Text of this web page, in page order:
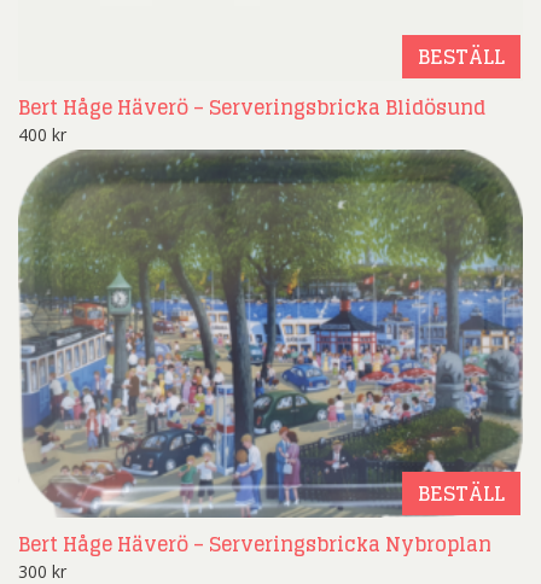
BESTÄLL
Bert Håge Häverö – Serveringsbricka Blidösund
400 kr
BESTÄLL
Bert Håge Häverö – Serveringsbricka Nybroplan
300 kr